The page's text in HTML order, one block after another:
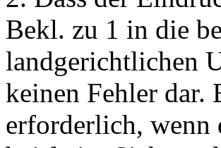
Bekl. zu 1 in die
landgerichtlichen
keinen Fehler dar.
erforderlich, wenn